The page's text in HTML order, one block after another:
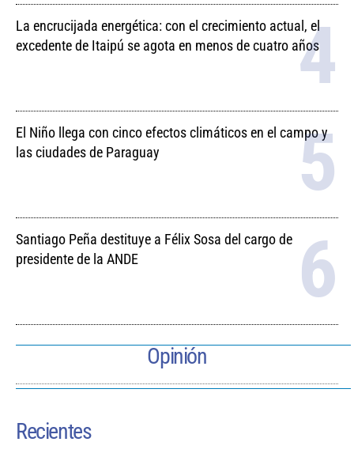
La encrucijada energética: con el crecimiento actual, el
excedente de Itaipú se agota en menos de cuatro años
El Niño llega con cinco efectos climáticos en el campo y
las ciudades de Paraguay
Santiago Peña destituye a Félix Sosa del cargo de
presidente de la ANDE
Opinión
Recientes